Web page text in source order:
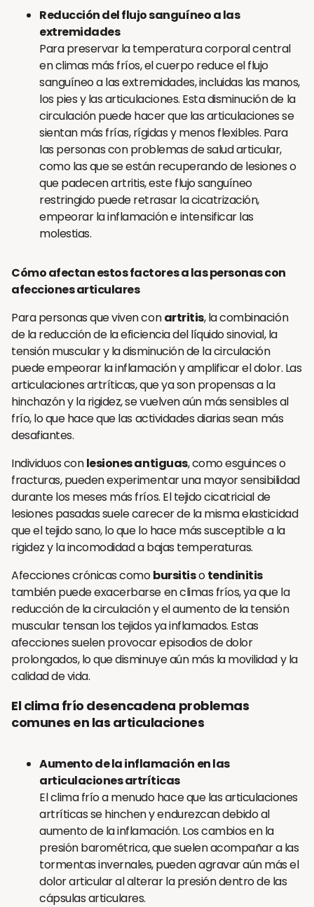
Reducción del flujo sanguíneo a las
extremidades
Para preservar la temperatura corporal central
en climas más fríos, el cuerpo reduce el flujo
sanguíneo a las extremidades, incluidas las manos,
los pies y las articulaciones. Esta disminución de la
circulación puede hacer que las articulaciones se
sientan más frías, rígidas y menos flexibles. Para
las personas con problemas de salud articular,
como las que se están recuperando de lesiones o
que padecen artritis, este flujo sanguíneo
restringido puede retrasar la cicatrización,
empeorar la inflamación e intensificar las
molestias.
Cómo afectan estos factores a las personas con
afecciones articulares
Para personas que viven conartritis, la combinación
de la reducción de la eficiencia del líquido sinovial, la
tensión muscular y la disminución de la circulación
puede empeorar la inflamación y amplificar el dolor. Las
articulaciones artríticas, que ya son propensas a la
hinchazón y la rigidez, se vuelven aún más sensibles al
frío, lo que hace que las actividades diarias sean más
desafiantes.
Individuos conlesiones antiguas, como esguinces o
fracturas, pueden experimentar una mayor sensibilidad
durante los meses más fríos. El tejido cicatricial de
lesiones pasadas suele carecer de la misma elasticidad
que el tejido sano, lo que lo hace más susceptible a la
rigidez y la incomodidad a bajas temperaturas.
Afecciones crónicas comobursitisotendinitis
también puede exacerbarse en climas fríos, ya que la
reducción de la circulación y el aumento de la tensión
muscular tensan los tejidos ya inflamados. Estas
afecciones suelen provocar episodios de dolor
prolongados, lo que disminuye aún más la movilidad y la
calidad de vida.
El clima frío desencadena problemas
comunes en las articulaciones
Aumento de la inflamación en las
articulaciones artríticas
El clima frío a menudo hace que las articulaciones
artríticas se hinchen y endurezcan debido al
aumento de la inflamación. Los cambios en la
presión barométrica, que suelen acompañar a las
tormentas invernales, pueden agravar aún más el
dolor articular al alterar la presión dentro de las
cápsulas articulares.